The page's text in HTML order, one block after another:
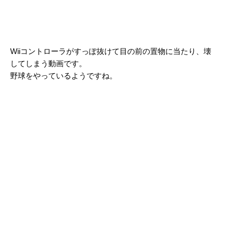
Wiiコントローラがすっぽ抜けて目の前の置物に当たり、壊
してしまう動画です。
野球をやっているようですね。